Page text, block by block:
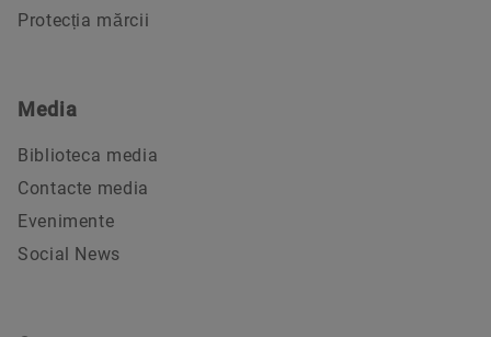
Protecția mărcii
Media
Biblioteca media
Contacte media
Evenimente
Social News